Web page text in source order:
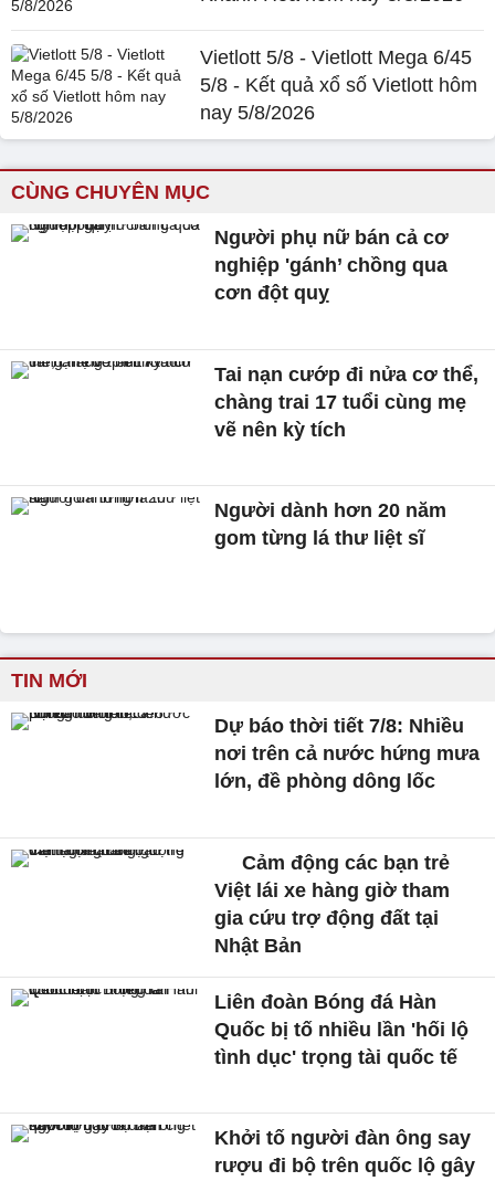
Vietlott 5/8 - Vietlott Mega 6/45
5/8 - Kết quả xổ số Vietlott hôm
nay 5/8/2026
CÙNG CHUYÊN MỤC
Người phụ nữ bán cả cơ
nghiệp 'gánh’ chồng qua
cơn đột quỵ
Tai nạn cướp đi nửa cơ thể,
chàng trai 17 tuổi cùng mẹ
vẽ nên kỳ tích
Người dành hơn 20 năm
gom từng lá thư liệt sĩ
TIN MỚI
Dự báo thời tiết 7/8: Nhiều
nơi trên cả nước hứng mưa
lớn, đề phòng dông lốc
Cảm động các bạn trẻ
Việt lái xe hàng giờ tham
gia cứu trợ động đất tại
Nhật Bản
Liên đoàn Bóng đá Hàn
Quốc bị tố nhiều lần 'hối lộ
tình dục' trọng tài quốc tế
Khởi tố người đàn ông say
rượu đi bộ trên quốc lộ gây